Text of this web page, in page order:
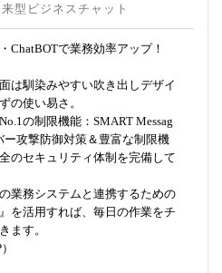
型ビジネスチャット
ChatBOTで業務効率アップ！
は馴染みやすい吹き出しデザイ
の使い易さ。
の制限機能：SMART Messag
攻撃防御対策＆豊富な制限機
のセキュリティ体制を完備して
業務システムと連携するための
を活用すれば、毎日の作業をチ
ます。